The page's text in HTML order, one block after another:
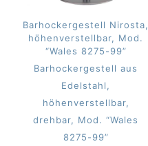
Barhockergestell Nirosta,
höhenverstellbar, Mod.
“Wales 8275-99”
Barhockergestell aus
Edelstahl,
höhenverstellbar,
drehbar, Mod. “Wales
8275-99”